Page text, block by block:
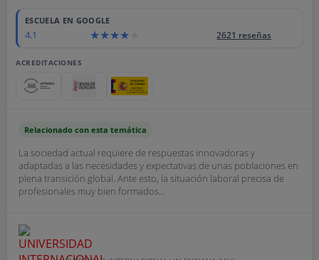
ESCUELA EN GOOGLE
4.1 2621 reseñas
ACREDITACIONES
Relacionado con esta temática
La sociedad actual requiere de respuestas innovadoras y
adaptadas a las necesidades y expectativas de unas poblaciones en
plena transición global. Ante esto, la situación laboral precisa de
profesionales muy bien formados...